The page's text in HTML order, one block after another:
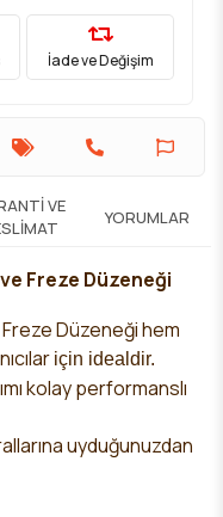
İade ve Değişim
VE
YORUMLAR
Freze Düzeneği
Düzeneğihem
için idealdir.
kolay performanslı
uyduğunuzdan